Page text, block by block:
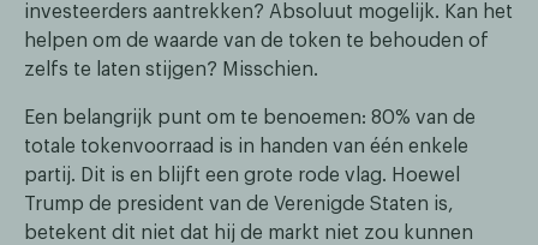
investeerders aantrekken? Absoluut mogelijk. Kan het
helpen om de waarde van de token te behouden of
zelfs te laten stijgen? Misschien.
Een belangrijk punt om te benoemen: 80% van de
totale tokenvoorraad is in handen van één enkele
partij. Dit is en blijft een grote rode vlag. Hoewel
Trump de president van de Verenigde Staten is,
betekent dit niet dat hij de markt niet zou kunnen